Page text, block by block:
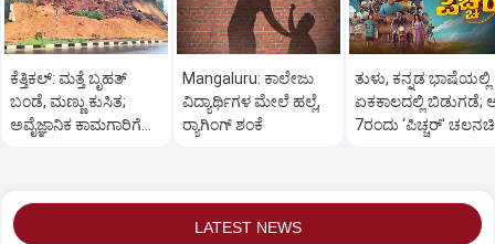
ಕೆತ್ತಿಕಲ್‌: ಮತ್ತೆ ಬೃಹತ್‌
ಬಂಡೆ, ಮಣ್ಣು ಕುಸಿತ;
ಅವೈಜ್ಞಾನಿಕ ಕಾಮಗಾರಿಗೆ
Mangaluru: ಕಾಲೇಜು
ವಿದ್ಯಾರ್ಥಿಗಳ ಮೇಲೆ ಹಲ್ಲೆ,
ರ‍್ಯಾಗಿಂಗ್ ಶಂಕೆ
ತುಳು, ಕನ್ನಡ ಭಾಷೆಯಲ್ಲಿ
ಏಕಕಾಲದಲ್ಲಿ ಬಿಡುಗಡೆ;
7ರಂದು ‘ಪಿಚ್ಚರ್‌'
LATEST NEWS